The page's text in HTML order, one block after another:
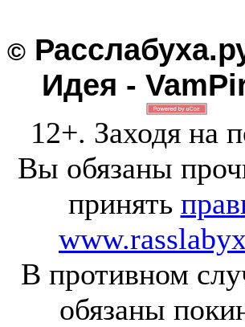
©
Идея -
12+. Заходя на
Вы обязаны
принять
В противном
обязаны